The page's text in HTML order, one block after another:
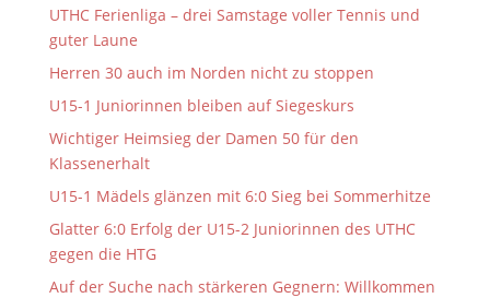
UTHC Ferienliga – drei Samstage voller Tennis und
guter Laune
Herren 30 auch im Norden nicht zu stoppen
U15-1 Juniorinnen bleiben auf Siegeskurs
Wichtiger Heimsieg der Damen 50 für den
Klassenerhalt
U15-1 Mädels glänzen mit 6:0 Sieg bei Sommerhitze
Glatter 6:0 Erfolg der U15-2 Juniorinnen des UTHC
gegen die HTG
Auf der Suche nach stärkeren Gegnern: Willkommen